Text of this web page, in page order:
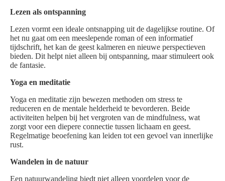
Lezen als ontspanning
Lezen vormt een ideale ontsnapping uit de dagelijkse routine. Of
het nu gaat om een meeslepende roman of een informatief
tijdschrift, het kan de geest kalmeren en nieuwe perspectieven
bieden. Dit helpt niet alleen bij ontspanning, maar stimuleert ook
de fantasie.
Yoga en meditatie
Yoga en meditatie zijn bewezen methoden om stress te
reduceren en de mentale helderheid te bevorderen. Beide
activiteiten helpen bij het vergroten van de mindfulness, wat
zorgt voor een diepere connectie tussen lichaam en geest.
Regelmatige beoefening kan leiden tot een gevoel van innerlijke
rust.
Wandelen in de natuur
Een natuurwandeling biedt niet alleen voordelen voor de